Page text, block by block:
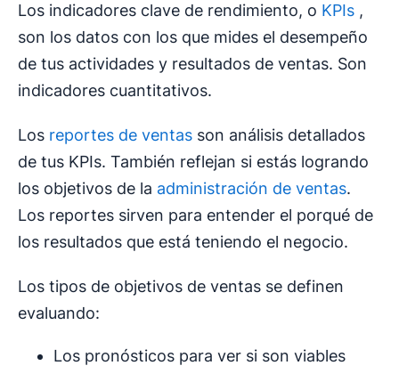
Los indicadores clave de rendimiento, o KPIs ,
son los datos con los que mides el desempeño
de tus actividades y resultados de ventas. Son
indicadores cuantitativos.
Los reportes de ventas son análisis detallados
de tus KPIs. También reflejan si estás logrando
los objetivos de la administración de ventas.
Los reportes sirven para entender el porqué de
los resultados que está teniendo el negocio.
Los tipos de objetivos de ventas se definen
evaluando:
Los pronósticos para ver si son viables